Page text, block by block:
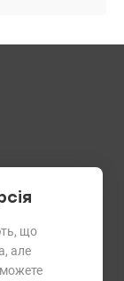
що
але